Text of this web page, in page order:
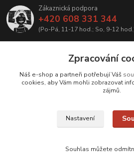
Zákaznická podpora
+420 608 331 344
(Po-Pá, 11-17 hod.; So, 9-12
Upravit sběr
© Antikvariát a galerie
Zpracování
Náš e-shop a partneři potřebují Váš
cookies, aby Vám mohli zobrazovat
zájmů.
Nastavení
Souhlas můžete